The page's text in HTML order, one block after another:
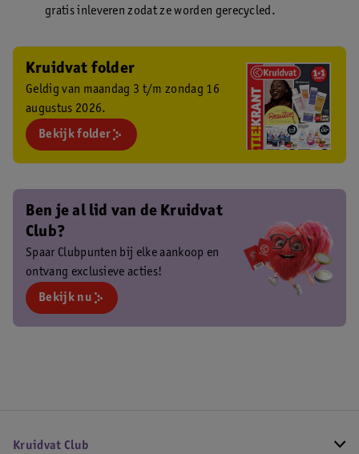
gratis inleveren zodat ze worden gerecycled.
Kruidvat folder
Geldig van maandag 3 t/m zondag 16
augustus 2026.
Bekijk folder
Ben je al lid van de Kruidvat
Club?
Spaar Clubpunten bij elke aankoop en
ontvang exclusieve acties!
Bekijk nu
Kruidvat Club